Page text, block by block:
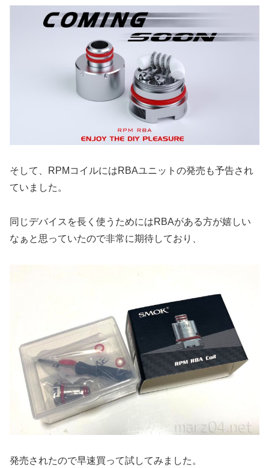
そして、RPMコイルにはRBAユニットの発売も予告され
ていました。
同じデバイスを長く使うためにはRBAがある方が嬉しい
なぁと思っていたので非常に期待しており、
発売されたので早速買って試してみました。